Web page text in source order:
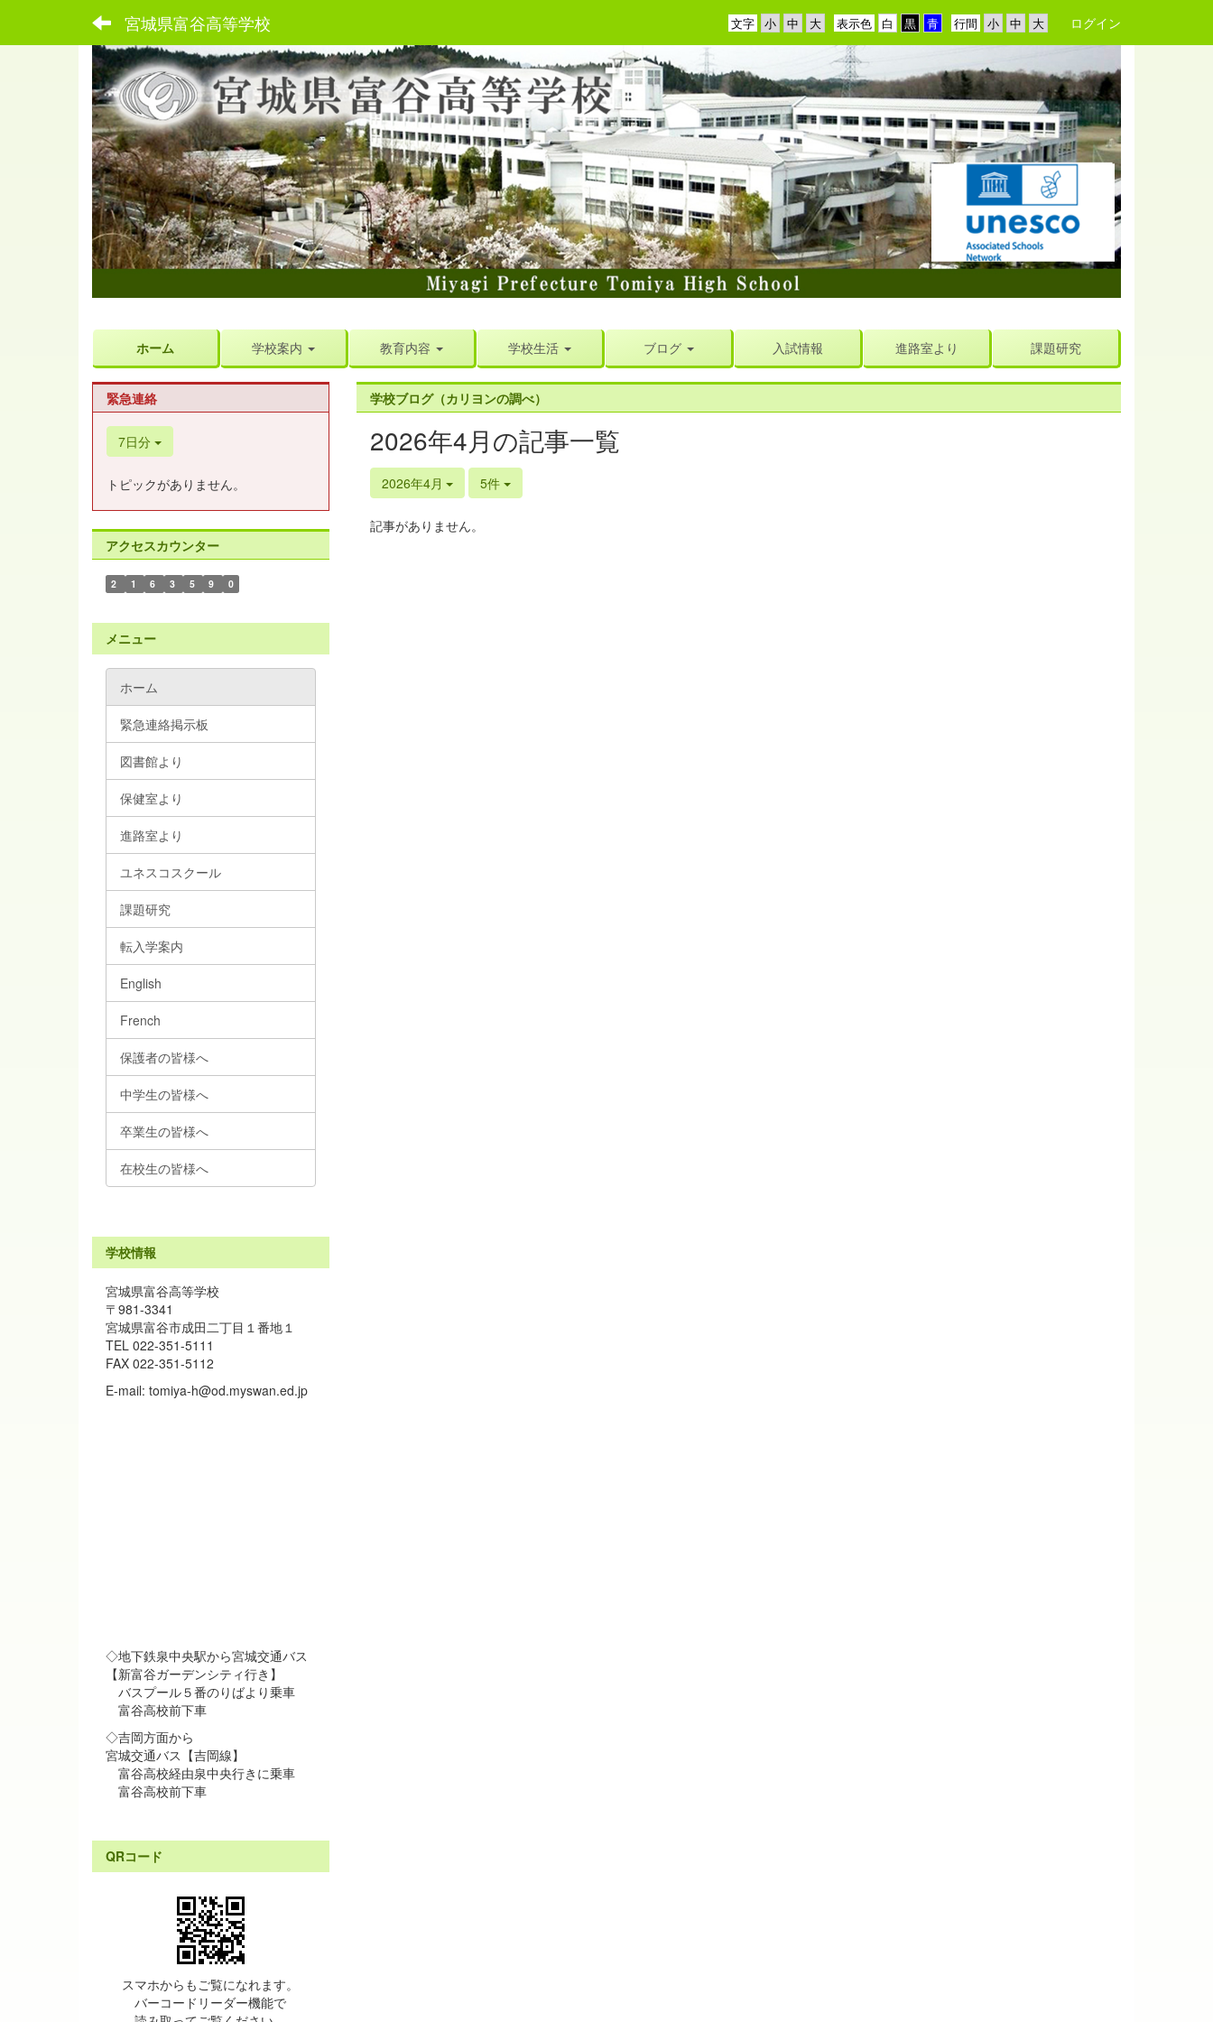
宮城県富谷高等学校 行間
表示色
文字 ログイン
ホーム 学校案内 教育内容 学校生活 ブログ 入試情報 進路室より 課題研究
学校ブログ（カリヨンの調べ）
2026年4月の記事一覧
2026年4月 5件
記事がありません。
緊急連絡
7日分
トピックがありません。
アクセスカウンター
2 1 6 3 5 9 0
メニュー
ホーム
緊急連絡掲示板
図書館より
保健室より
進路室より
ユネスコスクール
課題研究
転入学案内
English
French
保護者の皆様へ
中学生の皆様へ
卒業生の皆様へ
在校生の皆様へ
学校情報
宮城県富谷高等学校
〒981-3341
宮城県富谷市成田二丁目１番地１
TEL 022-351-5111
FAX 022-351-5112
E-mail: tomiya-h@od.myswan.ed.jp
◇地下鉄泉中央駅から宮城交通バス
【新富谷ガーデンシティ行き】
バスプール５番のりばより乗車
富谷高校前下車
◇吉岡方面から
宮城交通バス【吉岡線】
富谷高校経由泉中央行きに乗車
富谷高校前下車
QRコード
スマホからもご覧になれます。
バーコードリーダー機能で